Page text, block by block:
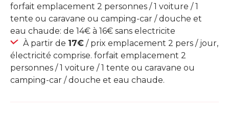
forfait emplacement 2 personnes / 1 voiture / 1
tente ou caravane ou camping-car / douche et
eau chaude: de 14€ à 16€ sans electricite
À partir de 17€ / prix emplacement 2 pers / jour,
électricité comprise. forfait emplacement 2
personnes / 1 voiture / 1 tente ou caravane ou
camping-car / douche et eau chaude.